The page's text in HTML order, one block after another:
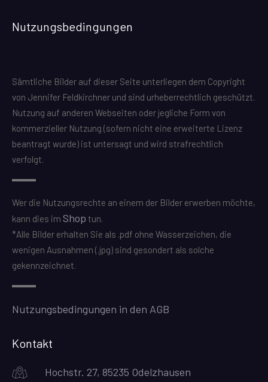
Nutzungsbedingungen
Sämtliche Bilder auf dieser Seite unterliegen dem Copyright
von Jennifer Feldkirchner und sind urheberrechtlich geschützt.
Nutzung auf anderen Webseiten oder jegliche Form von
kommerzieller Nutzung (sofern nicht eine erweiterte Lizenz
beantragt wurde) ist untersagt und wird strafrechtlich
verfolgt.
Wer die Nutzungsrechte an einem der Bilder erwerben möchte,
kann dies im Shop tun.
*Alle Bilder erhalten Sie als .pdf ohne Wasserzeichen, die
wenigen Ausnahmen (.jpg) sind gesondert als solche
gekennzeichnet.
Nutzungsbedingungen in den AGB
Kontakt
Hochstr. 27, 85235 Odelzhausen